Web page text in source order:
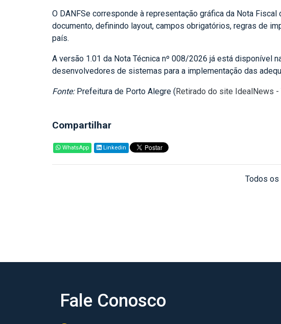
O DANFSe corresponde à representação gráfica da Nota
documento, definindo layout, campos obrigatórios, regras de
país.
A versão 1.01 da Nota Técnica nº 008/2026 já está disponível
desenvolvedores de sistemas para a implementação das
Fonte:Prefeitura de Porto Alegre (Retirado do site IdealNews -
Compartilhar
WhatsApp Linkedin
Todos os
Fale Conosco